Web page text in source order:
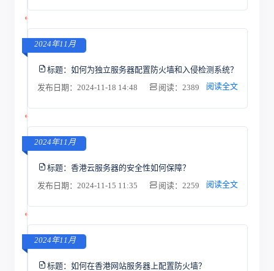
2024年11月
标题： 如何为独立服务器配置防火墙和入侵检测系统？
发布日期：2024-11-18 14:48
阅读：2389 阅读全文
2024年11月
标题： 香港云服务器的安全性如何保障？
发布日期：2024-11-15 11:35
阅读：2259 阅读全文
2024年11月
标题： 如何在香港网站服务器上配置防火墙？